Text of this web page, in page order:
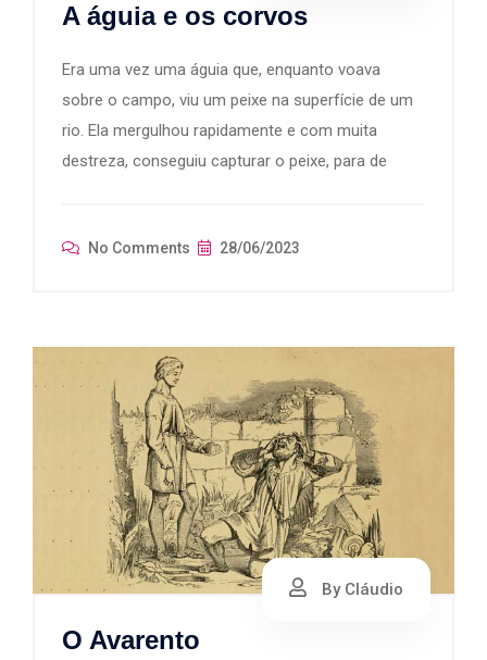
A águia e os corvos
Era uma vez uma águia que, enquanto voava
sobre o campo, viu um peixe na superfície de um
rio. Ela mergulhou rapidamente e com muita
destreza, conseguiu capturar o peixe, para de
No Comments 28/06/2023
By Cláudio
O Avarento